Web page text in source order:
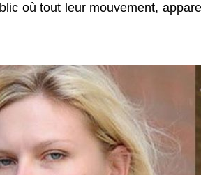
où tout leur mouvement,